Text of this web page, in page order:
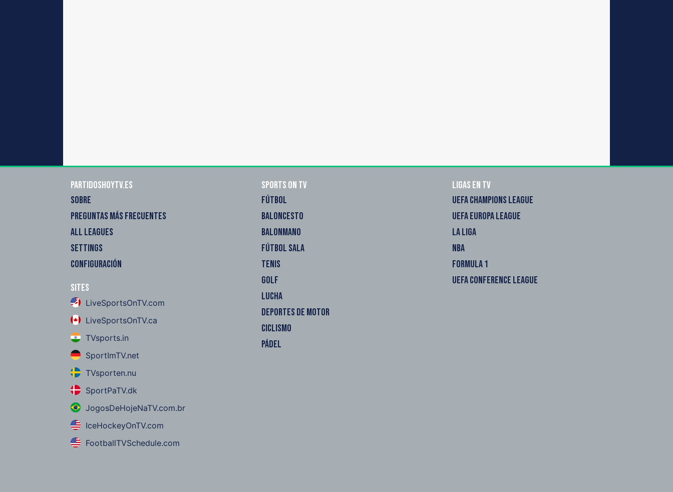
Partidoshoytv.es
SOBRE
PREGUNTAS MÁS FRECUENTES
ALL LEAGUES
SETTINGS
CONFIGURACIÓN
Sites
LiveSportsOnTV.com
LiveSportsOnTV.ca
TVsports.in
SportImTV.net
TVsporten.nu
SportPaTV.dk
JogosDeHojeNaTV.com.br
IceHockeyOnTV.com
FootballTVSchedule.com
Sports on TV
FÚTBOL
BALONCESTO
BALONMANO
FÚTBOL SALA
TENIS
GOLF
LUCHA
DEPORTES DE MOTOR
CICLISMO
PÁDEL
Ligas en TV
UEFA CHAMPIONS LEAGUE
UEFA EUROPA LEAGUE
LA LIGA
NBA
FORMULA 1
UEFA CONFERENCE LEAGUE